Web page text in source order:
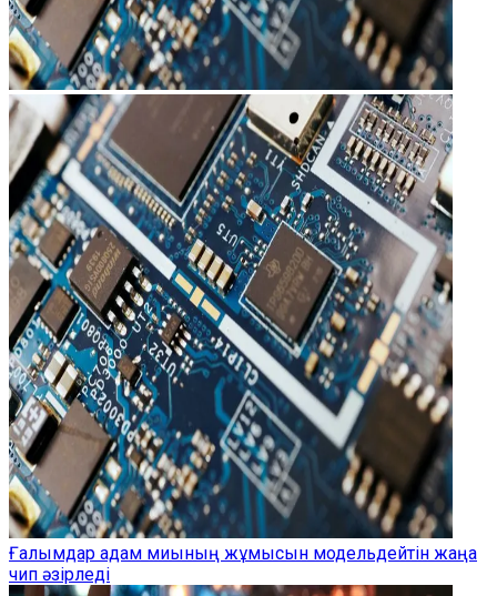
Ғалымдар адам миының жұмысын модельдейтін жаңа
чип әзірледі